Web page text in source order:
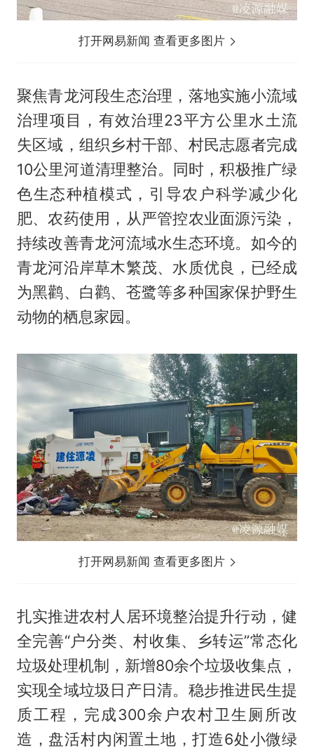
打开网易新闻 查看更多图片
聚焦青龙河段生态治理，落地实施小流域
治理项目，有效治理23平方公里水土流
失区域，组织乡村干部、村民志愿者完成
10公里河道清理整治。同时，积极推广绿
色生态种植模式，引导农户科学减少化
肥、农药使用，从严管控农业面源污染，
持续改善青龙河流域水生态环境。如今的
青龙河沿岸草木繁茂、水质优良，已经成
为黑鹳、白鹳、苍鹭等多种国家保护野生
动物的栖息家园。
打开网易新闻 查看更多图片
扎实推进农村人居环境整治提升行动，健
全完善“户分类、村收集、乡转运”常态化
垃圾处理机制，新增80余个垃圾收集点，
实现全域垃圾日产日清。稳步推进民生提
质工程，完成300余户农村卫生厕所改
造，盘活村内闲置土地，打造6处小微绿